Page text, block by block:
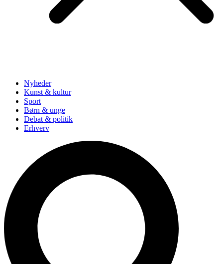
Nyheder
Kunst & kultur
Sport
Børn & unge
Debat & politik
Erhverv